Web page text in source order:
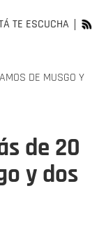
TE ESCUCHA
DE MUSGO Y
de 20
y dos